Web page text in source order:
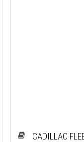
CADILLAC